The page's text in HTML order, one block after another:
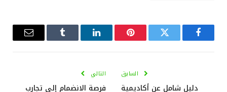
فيسبوك تويتر بينتيريستلينكدإن Tumblr
البريد
السابق
دليل شامل عن أكاديمية
التالي
فرصة الانضمام إلى تجارب